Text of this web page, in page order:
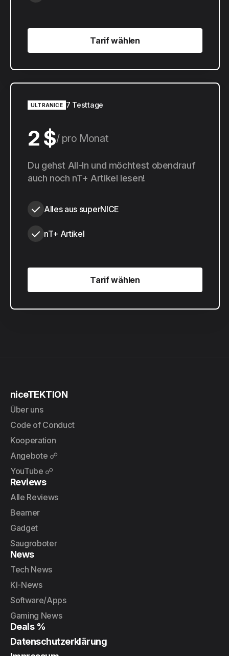
Tarif wählen
Tarif wählen
ULTRANICE 7 Testtage
2 $ pro Monat
20 $ pro Jahr
Du gehst All-In und möchtest obendrauf
auch noch nT+ Artikel lesen!
Alles aus superNICE
nT+ Artikel
Tarif wählen
Tarif wählen
niceTEKTION
Über uns
Code of Conduct
Kooperation
Angebote ☍
YouTube ☍
Reviews
Alle Reviews
Beamer
Gadget
Saugroboter
News
Tech News
KI-News
Software/Apps
Gaming News
Deals %
Datenschutzerklärung